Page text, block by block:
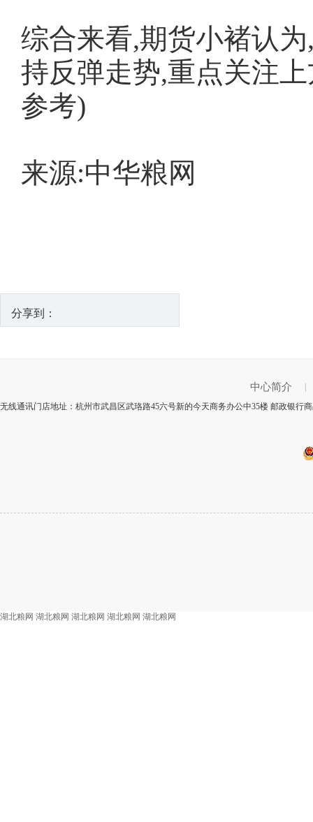
综合来看,期货小褚认
持反弹走势,重点关注
参考)
来源:中华粮网
分享到：
中心简介
无线通讯门店地址：杭州市武昌区武珞路45六号新的今天商务办公中35楼 邮政银行
湖北粮网 湖北粮网 湖北粮网 湖北粮网 湖北粮网